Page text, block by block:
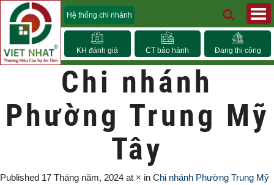
Hệ thống chi nhánh
KH đánh giá CT bảo hành Đang thi công
Chi nhánh
Phường Trung Mỹ
Tây
Published 17 Tháng năm, 2024 at × in Chi nhánh Phường Trung Mỹ